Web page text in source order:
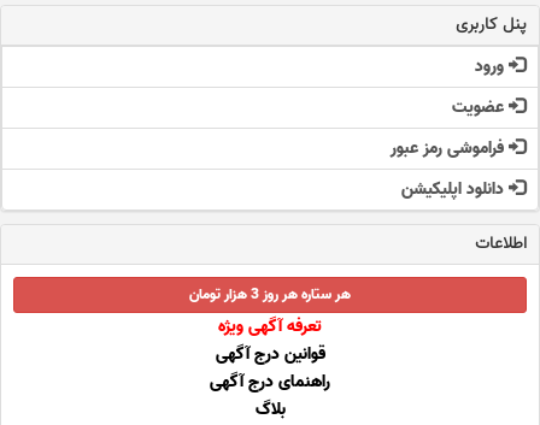
پنل کاربری
ورود
عضویت
فراموشی رمز عبور
دانلود اپلیکیشن
اطلاعات
هر ستاره هر روز 3 هزار تومان
تعرفه آگهی ویژه
قوانین درج آگهی
راهنمای درج آگهی
بلاگ